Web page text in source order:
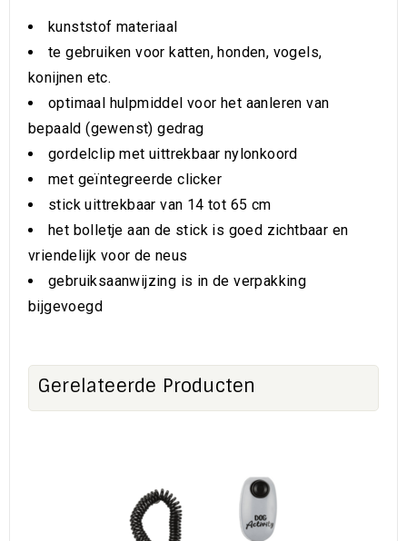
kunststof materiaal
te gebruiken voor katten, honden, vogels,
konijnen etc.
optimaal hulpmiddel voor het aanleren van
bepaald (gewenst) gedrag
gordelclip met uittrekbaar nylonkoord
met geïntegreerde clicker
stick uittrekbaar van 14 tot 65 cm
het bolletje aan de stick is goed zichtbaar en
vriendelijk voor de neus
gebruiksaanwijzing is in de verpakking
bijgevoegd
Gerelateerde Producten